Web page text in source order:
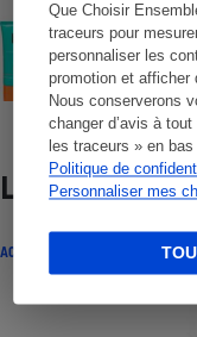
Que Choisir
traceurs pour
personnaliser les
promotion et afficher
Nous conserverons
changer d’avis à
les traceurs » en
Politique de
Personnaliser mes
Lire aussi
ACTUALITÉ